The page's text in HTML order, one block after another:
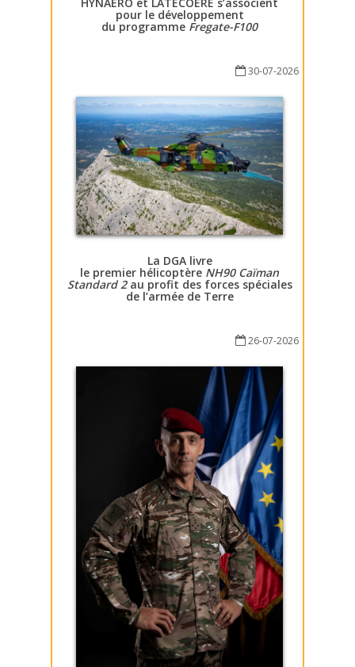
pour le développement
du programme Fregate-F100
30-07-2026
La DGA livre
le premier hélicoptère NH90 Caïman
Standard 2au profit des forces spéciales
de l’armée de Terre
26-07-2026